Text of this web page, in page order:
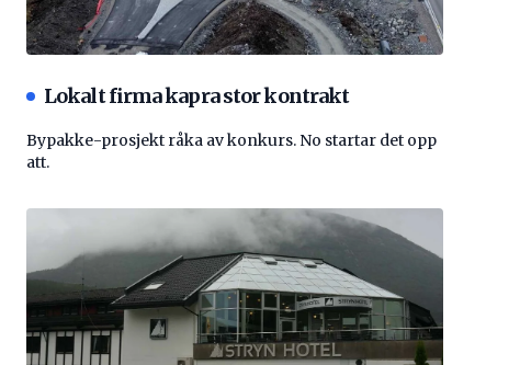
Lokalt firma kapra stor kontrakt
Bypakke-prosjekt råka av konkurs. No startar det opp
att.